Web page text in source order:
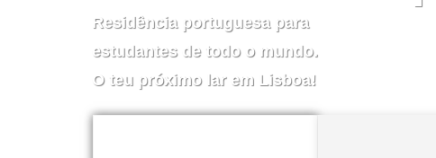
Residência portuguesa para
estudantes de todo o mundo.
O teu próximo lar em Lisboa!